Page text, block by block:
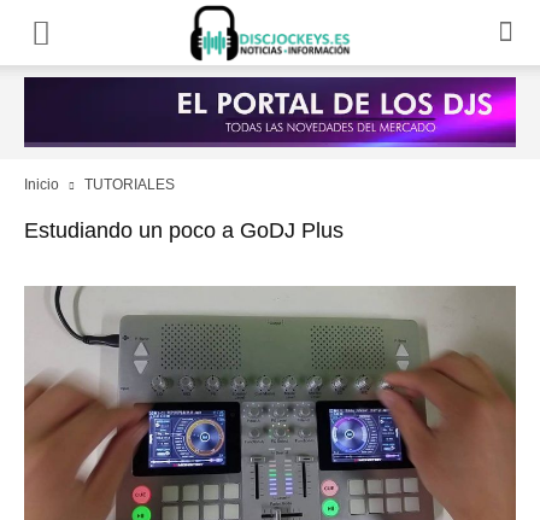
Inicio TUTORIALES
Estudiando un poco a GoDJ Plus